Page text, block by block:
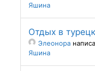
Яшина
Отдых в
Элеонора
Яшина